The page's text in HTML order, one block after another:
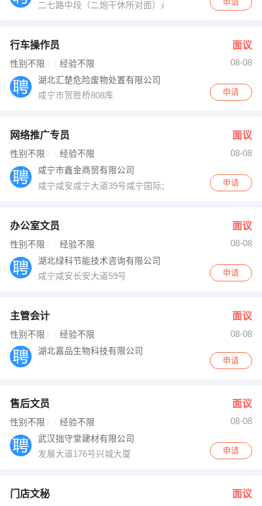
二七路中段（二炮干休所对面）永红工业园
申请
行车操作员 面议
性别不限 经验不限
08-08
湖北汇楚危险废物处置有限公司
咸宁市贺胜桥808库
申请
网络推广专员 面议
性别不限 经验不限
08-08
咸宁市鑫金商贸有限公司
咸宁咸安咸宁大道39号咸宁国际大厦1栋2单元2001室
申请
办公室文员 面议
性别不限 经验不限
08-08
湖北绿科节能技术咨询有限公司
咸宁咸安长安大道59号
申请
主管会计 面议
性别不限 经验不限
08-08
湖北嘉品生物科技有限公司
申请
售后文员 面议
性别不限 经验不限
08-08
武汉拙守堂建材有限公司
发展大道176号兴城大厦
申请
门店文秘 面议